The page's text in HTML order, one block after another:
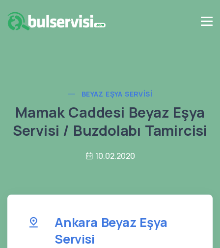
BEYAZ EŞYA SERVISI
Mamak Caddesi Beyaz Eşya
Servisi / Buzdolabı Tamircisi
10.02.2020
Ankara Beyaz Eşya
Servisi